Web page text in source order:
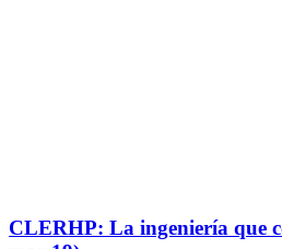
CLERHP: La ingeniería que